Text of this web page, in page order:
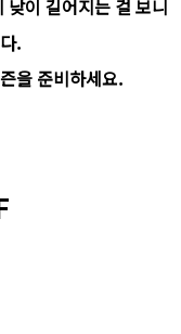
낮이 길어지는 걸 보니
.
을 준비하세요.